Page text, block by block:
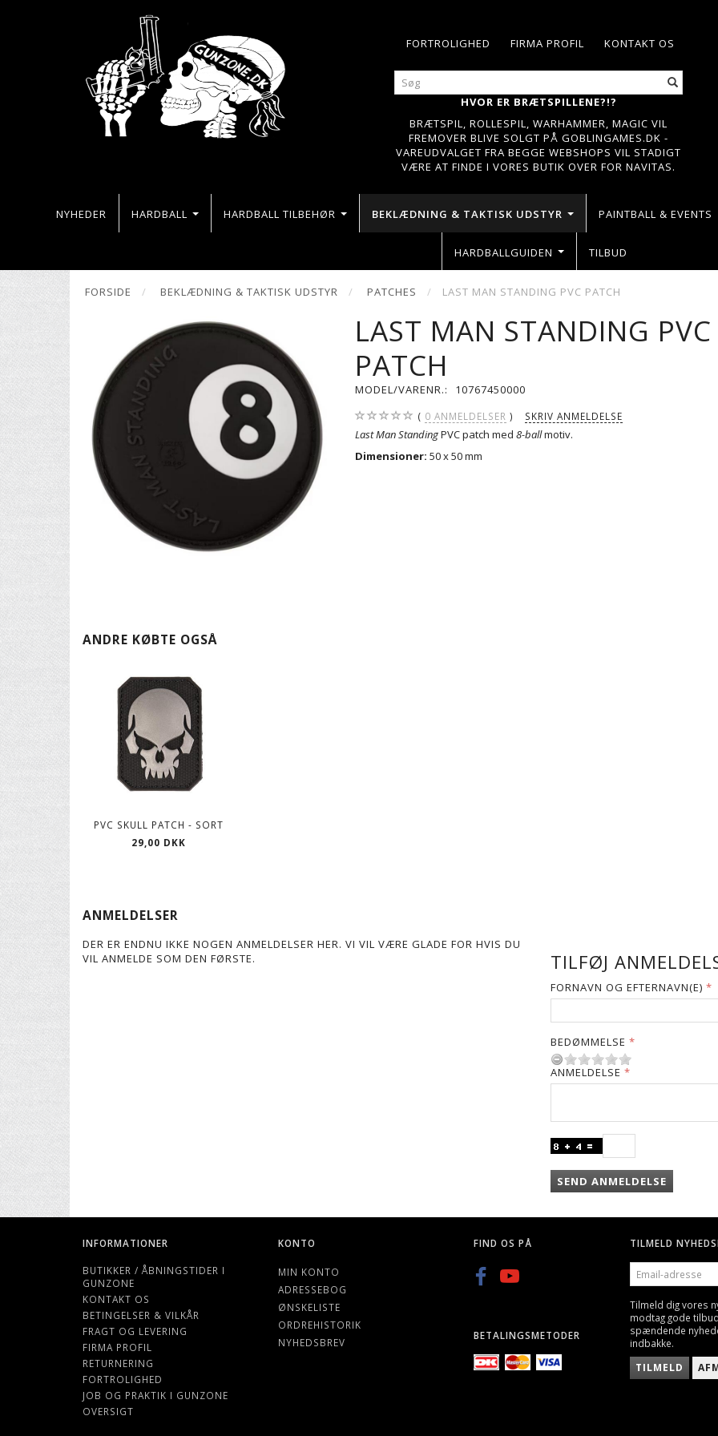
KONTAKT OS
FIRMA PROFIL
FORTROLIGHED
HVOR ER BRÆTSPILLENE?!?
BRÆTSPIL, ROLLESPIL, WARHAMMER, MAGIC VIL
FREMOVER BLIVE SOLGT PÅ GOBLINGAMES.DK -
VAREUDVALGET FRA BEGGE WEBSHOPS VIL STADIGT
VÆRE AT FINDE I VORES BUTIK OVER FOR NAVITAS.
NYHEDER HARDBALL HARDBALL TILBEHØR BEKLÆDNING & TAKTISK UDSTYR PAINTBALL & EVENTS
HARDBALLGUIDEN TILBUD
FORSIDE BEKLÆDNING & TAKTISK UDSTYR PATCHES LAST MAN STANDING PVC PATCH
LAST MAN STANDING PVC
PATCH
MODEL/VARENR.: 10767450000
0 ANMELDELSER SKRIV ANMELDELSE
Last Man StandingPVC patch med8-ballmotiv.
Dimensioner: 50 x 50 mm
ANDRE KØBTE OGSÅ
PVC SKULL PATCH - SORT
29,00 DKK
ANMELDELSER
DER ER ENDNU IKKE NOGEN ANMELDELSER HER. VI VIL VÆRE GLADE FOR HVIS DU
VIL ANMELDE SOM DEN FØRSTE.
TILFØJ
FORNAVN OG EFTERNAVN(E)
BEDØMMELSE
ANMELDELSE
SEND ANMELDELSE
INFORMATIONER
BUTIKKER / ÅBNINGSTIDER I
GUNZONE
KONTAKT OS
BETINGELSER & VILKÅR
FRAGT OG LEVERING
FIRMA PROFIL
RETURNERING
FORTROLIGHED
JOB OG PRAKTIK I GUNZONE
OVERSIGT
KONTO
MIN KONTO
ADRESSEBOG
ØNSKELISTE
ORDREHISTORIK
NYHEDSBREV
FIND OS PÅ
BETALINGSMETODER
TILMELD
EMAIL-
ADRESSE
Tilmeld dig vores
modtag gode
spændende
indbakke.
TILMELD